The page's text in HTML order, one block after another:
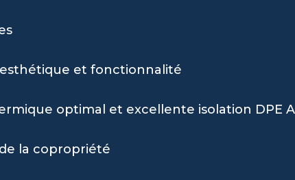
et fonctionnalité
optimal et excellente isolation DPE A
la copropriété